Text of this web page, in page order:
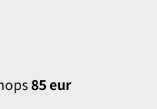
85 eur